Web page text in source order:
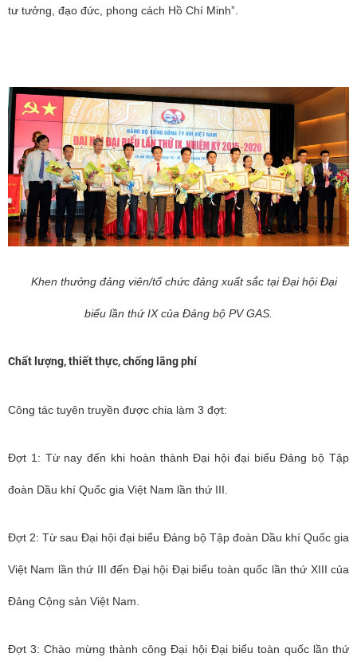
tư tưởng, đạo đức, phong cách Hồ Chí Minh”.
Khen thưởng đảng viên/tổ chức đảng xuất sắc tại Đại hội Đại
biểu lần thứ IX của Đảng bộ PV GAS.
Chất lượng, thiết thực, chống lãng phí
Công tác tuyên truyền được chia làm 3 đợt:
Đợt 1: Từ nay đến khi hoàn thành Đại hội đại biểu Đảng bộ Tập
đoàn Dầu khí Quốc gia Việt Nam lần thứ III.
Đợt 2: Từ sau Đại hội đại biểu Đảng bộ Tập đoàn Dầu khí Quốc gia
Việt Nam lần thứ III đến Đại hội Đại biểu toàn quốc lần thứ XIII của
Đảng Cộng sản Việt Nam.
Đợt 3: Chào mừng thành công Đại hội Đại biểu toàn quốc lần thứ